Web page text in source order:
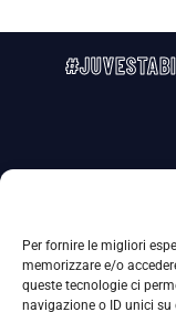
Per fornire le migliori
memorizzare e/o
queste tecnologie ci
navigazione o ID unici su
La Società ha nominato il Responsabile
adottate